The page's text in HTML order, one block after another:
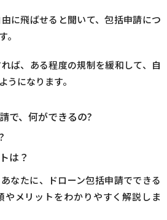
に飛ばせると聞いて、包括申請につ
。
ば、ある程度の規制を緩和して、自
うになります。
で、何ができるの?
は？
なたに、ドローン包括申請でできる
やメリットをわかりやすく解説しま